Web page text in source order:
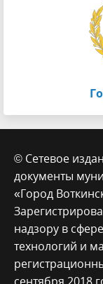
© Сетевое
документы
«Город
надзору в
технологий и